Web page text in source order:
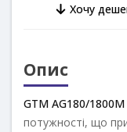
Хочу
Опис
GTM AG180/1800M
потужності, що